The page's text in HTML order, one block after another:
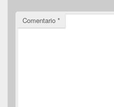
Comentario *